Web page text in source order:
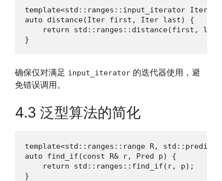
template<std::ranges::input_iterator Iter>
auto distance(Iter first, Iter last) {
return std::ranges::distance(first,
}
确保仅对满足 input_iterator 的迭代器使用，避
免错误调用。
4.3 泛型算法的简化
template<std::ranges::range R,
auto find_if(const R& r, Pred p) {
    return std::ranges::find_if(r, p);
}